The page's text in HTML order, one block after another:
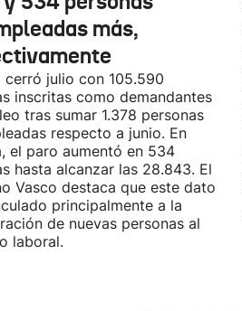
más,
cerró julio con 105.590
inscritas como demandantes
tras sumar 1.378 personas
respecto a junio. En
el paro aumentó en 534
hasta alcanzar las 28.843. El
Vasco destaca que este dato
principalmente a la
de nuevas personas al
laboral.